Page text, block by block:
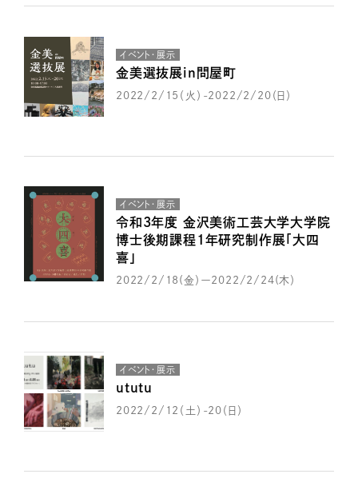
イベント・展示
金美選抜展in問屋町
2022/2/15（火）-2022/2/20（日）
イベント・展示
令和3年度 金沢美術工芸大学大学院
博士後期課程1年研究制作展「大四
喜」
2022/2/18(金）ー2022/2/24(木）
イベント・展示
ututu
2022/2/12（土）-20（日）